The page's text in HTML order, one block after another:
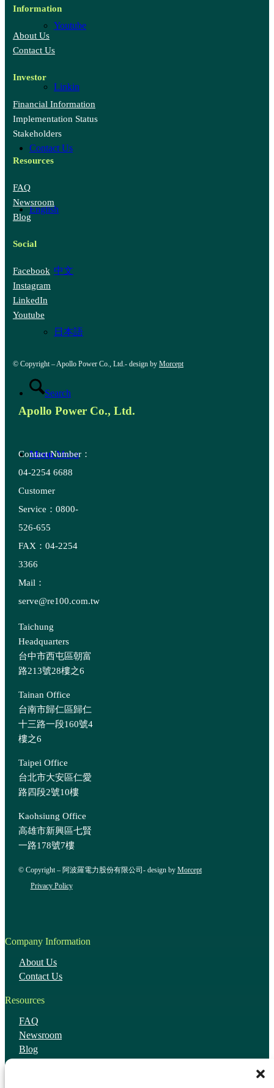
Youtube
Linkin
Contact Us
English
中文
日本語
Search
Menu Menu
Information
About Us
Contact Us
Investor
Financial Information
Implementation Status
Stakeholders
Resources
FAQ
Newsroom
Blog
Social
Facebook
Instagram
LinkedIn
Youtube
© Copyright – Apollo Power Co., Ltd.- design by Morcept
Apollo Power Co., Ltd.
Contact Number：
04-2254 6688
Customer
Service：0800-
526-655
FAX：04-2254
3366
Mail：
serve@re100.com.tw
Taichung
Headquarters
台中市西屯區朝富
路213號28樓之6
Tainan Office
台南市歸仁區歸仁
十三路一段160號4
樓之6
Taipei Office
台北市大安區仁愛
路四段2號10樓
Kaohsiung Office
高雄市新興區七賢
一路178號7樓
© Copyright – 阿波羅電力股份有限公司- design by Morcept
Privacy Policy
Company Information
About Us
Contact Us
Resources
FAQ
Newsroom
Blog